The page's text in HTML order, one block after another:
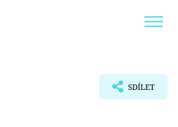
SDÍLET